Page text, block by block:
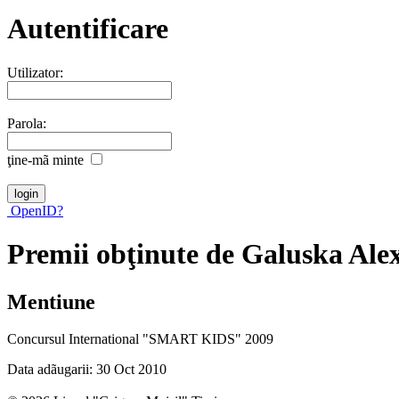
Autentificare
Utilizator:
Parola:
ţine-mã minte
OpenID?
Premii obţinute de Galuska
Mentiune
Concursul International "SMART KIDS" 2009
Data adãugarii: 30 Oct 2010